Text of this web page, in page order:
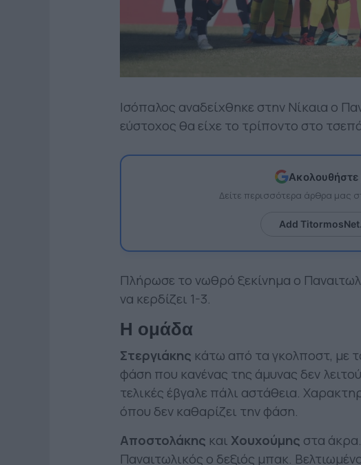
Ισόπαλος αναδείχθηκε στην Νίκαια ο
εύστοχος θα είχε το τρίποντο στο
Ακολουθήστε
Δείτε περισσότερα άρθρα μας
Add
Πλήρωσε το νωθρό ξεκίνημα ο
να κερδίζει 1-3.
H ομάδα
Στεργιάκης κάτω από τα γκολποστ, με
φάση που κανένας της άμυνας δεν
τελικές έβγαλε πάλι αστάθεια.
όπου δεν καθαρίζει την φάση.
Αποστολάκης και Χουχούμης στα
Παναιτωλικός ο δεξιός μπακ.